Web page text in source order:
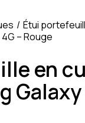
Étui
– Rouge
en